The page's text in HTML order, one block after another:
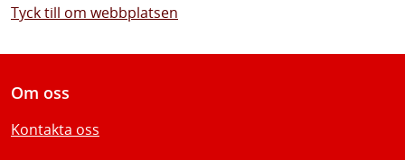
Tyck till om webbplatsen
Om oss
Kontakta oss